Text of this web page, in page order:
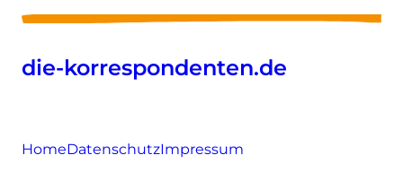
die-korrespondenten.de
HomeDatenschutzImpressum